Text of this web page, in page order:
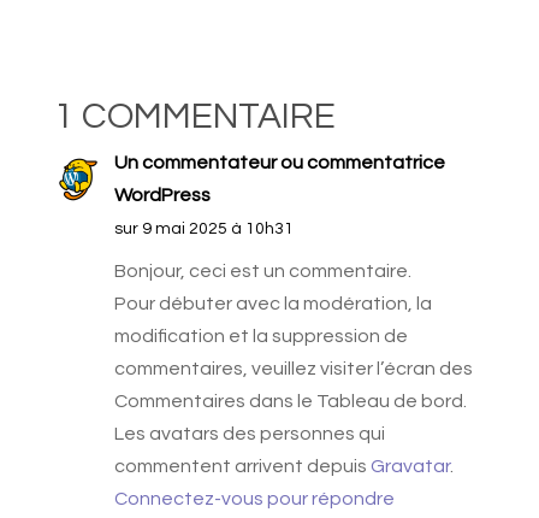
1 COMMENTAIRE
Un commentateur ou commentatrice
WordPress
sur 9 mai 2025 à 10h31
Bonjour, ceci est un commentaire.
Pour débuter avec la modération, la
modification et la suppression de
commentaires, veuillez visiter l’écran des
Commentaires dans le Tableau de bord.
Les avatars des personnes qui
commentent arrivent depuis Gravatar.
Connectez-vous pour répondre